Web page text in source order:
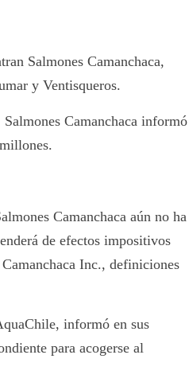
Salmones Camanchaca,
yVentisqueros.
Camanchaca informó
Camanchaca aún no ha
de efectos impositivos
Inc., definiciones
informó en sus
para acogerse al